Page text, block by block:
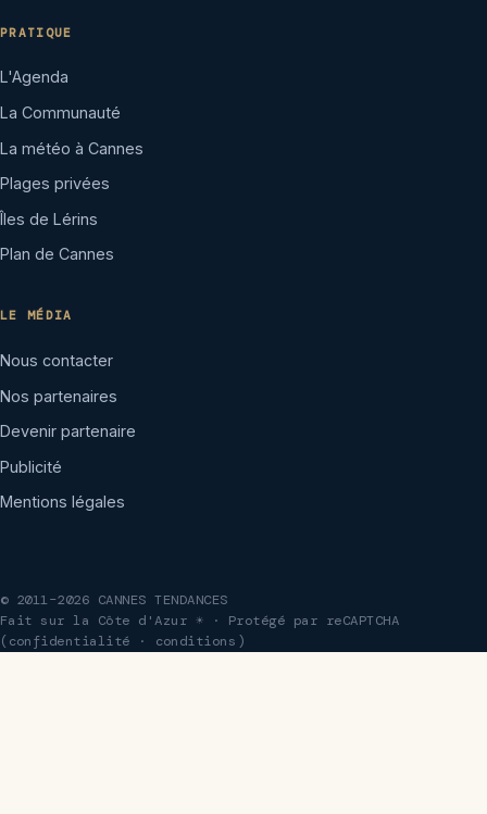
PRATIQUE
L'Agenda
La Communauté
La météo à Cannes
Plages privées
Îles de Lérins
Plan de Cannes
LE MÉDIA
Nous contacter
Nos partenaires
Devenir partenaire
Publicité
Mentions légales
© 2011–2026 CANNES TENDANCES
Fait sur la Côte d'Azur ☀ · Protégé par reCAPTCHA
( confidentialité · conditions )